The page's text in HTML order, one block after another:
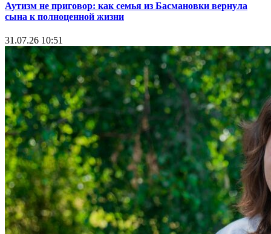
Аутизм не приговор: как семья из Басмановки вернула
сына к полноценной жизни
31.07.26 10:51